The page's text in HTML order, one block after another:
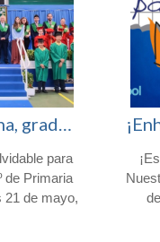
para
de Primaria
21 de mayo,